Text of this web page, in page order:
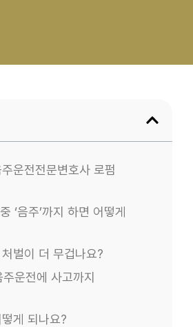
운전전문변호사 로펌
‘음주’까지 하면 어떻게
벌이 더 무겁나요?
운전에 사고까지
게 되나요?